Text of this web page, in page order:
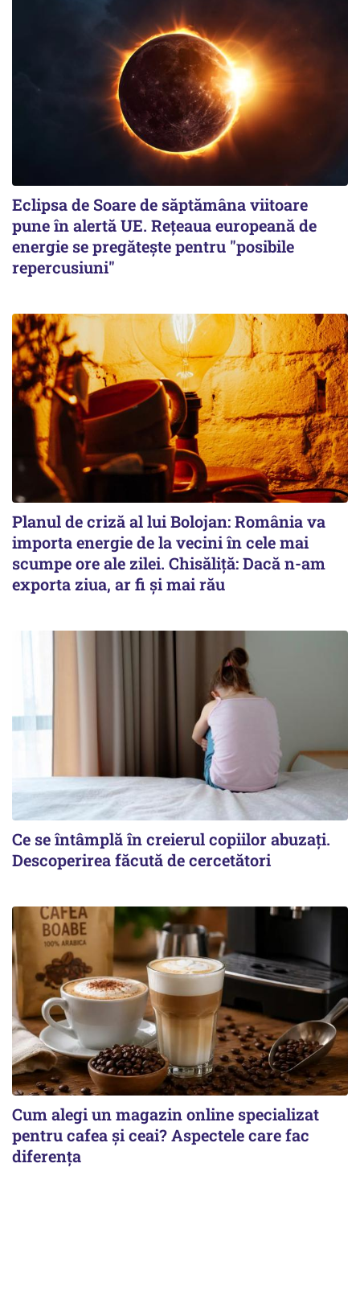
Eclipsa de Soare de săptămâna viitoare
pune în alertă UE. Rețeaua europeană de
energie se pregătește pentru "posibile
repercusiuni"
Planul de criză al lui Bolojan: România va
importa energie de la vecini în cele mai
scumpe ore ale zilei. Chisăliță: Dacă n-am
exporta ziua, ar fi și mai rău
Ce se întâmplă în creierul copiilor abuzați.
Descoperirea făcută de cercetători
Cum alegi un magazin online specializat
pentru cafea și ceai? Aspectele care fac
diferența